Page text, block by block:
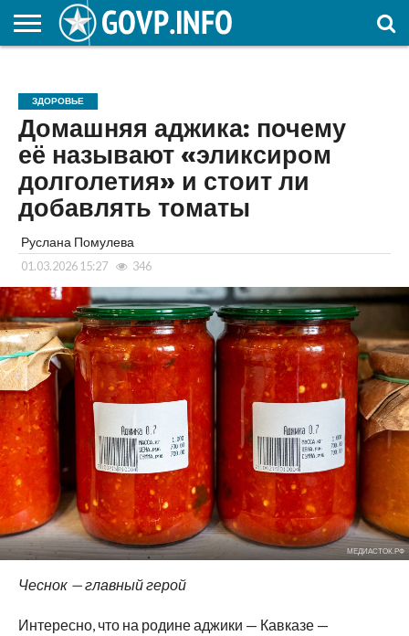
ОБРАЗОВАНИЕ
ЗДОРОВЬЕ
Домашняя аджика: почему
её называют «эликсиром
долголетия» и стоит ли
добавлять томаты
Руслана Помулева
01.03.2026 15:27 346
МЕДИАСТОК.РФ
Чеснок — главный герой
Интересно, что на родине аджики — Кавказе —